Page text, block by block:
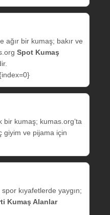
ağır bir kumaş; bakır ve
Spot Kumaş
kumaş; kumas.org’ta
giyim ve pijama için
kıyafetlerde yaygın;
Kumaş Alanlar